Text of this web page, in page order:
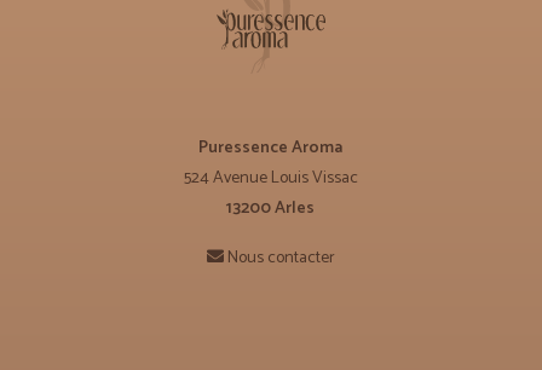
Puressence Aroma
524 Avenue Louis Vissac
13200 Arles
Nous contacter